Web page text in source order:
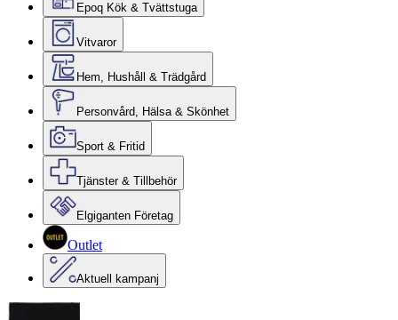
Epoq Kök & Tvättstuga
Vitvaror
Hem, Hushåll & Trädgård
Personvård, Hälsa & Skönhet
Sport & Fritid
Tjänster & Tillbehör
Elgiganten Företag
Outlet
Aktuell kampanj